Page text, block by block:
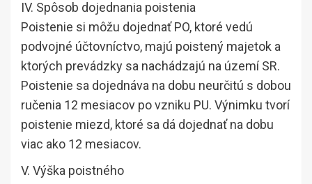
IV. Spôsob dojednania poistenia
Poistenie si môžu dojednať PO, ktoré vedú
podvojné účtovníctvo, majú poistený majetok a
ktorých prevádzky sa nachádzajú na území SR.
Poistenie sa dojednáva na dobu neurčitú s dobou
ručenia 12 mesiacov po vzniku PU. Výnimku tvorí
poistenie miezd, ktoré sa dá dojednať na dobu
viac ako 12 mesiacov.
V. Výška poistného